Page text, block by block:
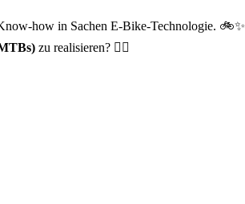
how in Sachen E-Bike-Technologie. 🚲✨
zu realisieren? 🚵‍♀️